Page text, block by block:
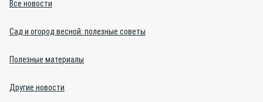
Все новости
Сад и огород весной: полезные советы
Полезные материалы
Другие новости